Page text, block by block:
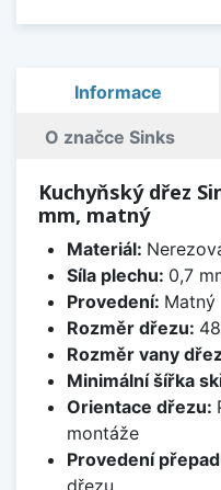
Informace
O značce Sinks
Kuchyňský dřez
mm, matný
Materiál:
Síla plechu: 0,7
Provedení: Matný
Rozměr dřezu:
Rozměr vany
Minimální šířka
Orientace dřezu:
montáže
Provedení